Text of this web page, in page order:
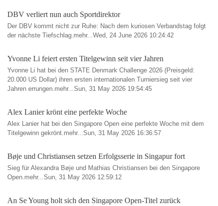
DBV verliert nun auch Sportdirektor
Der DBV kommt nicht zur Ruhe: Nach dem kuriosen Verbandstag folgt
der nächste Tiefschlag.mehr...Wed, 24 June 2026 10:24:42
Yvonne Li feiert ersten Titelgewinn seit vier Jahren
Yvonne Li hat bei den STATE Denmark Challenge 2026 (Preisgeld:
20.000 US Dollar) ihren ersten internationalen Turniersieg seit vier
Jahren errungen.mehr...Sun, 31 May 2026 19:54:45
Alex Lanier krönt eine perfekte Woche
Alex Lanier hat bei den Singapore Open eine perfekte Woche mit dem
Titelgewinn gekrönt.mehr...Sun, 31 May 2026 16:36:57
Bøje und Christiansen setzen Erfolgsserie in Singapur fort
Sieg für Alexandra Bøje und Mathias Christiansen bei den Singapore
Open.mehr...Sun, 31 May 2026 12:59:12
An Se Young holt sich den Singapore Open-Titel zurück